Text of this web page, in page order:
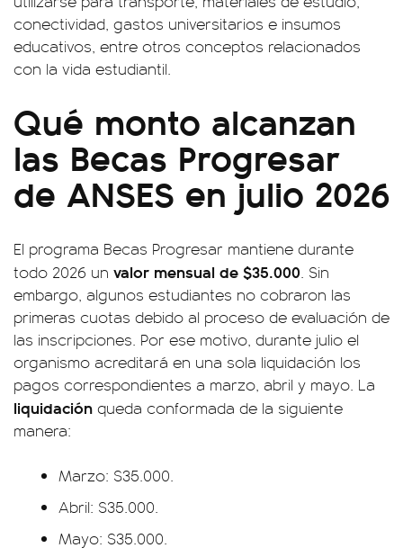
conectividad, gastos universitarios e insumos
educativos, entre otros conceptos relacionados
con la vida estudiantil.
Qué monto alcanzan
las Becas Progresar
de ANSES en julio 2026
El programa Becas Progresar mantiene durante
todo 2026 un valor mensual de $35.000. Sin
embargo, algunos estudiantes no cobraron las
primeras cuotas debido al proceso de evaluación de
las inscripciones. Por ese motivo, durante julio el
organismo acreditará en una sola liquidación los
pagos correspondientes a marzo, abril y mayo. La
liquidación queda conformada de la siguiente
manera:
Marzo: $35.000.
Abril: $35.000.
Mayo: $35.000.